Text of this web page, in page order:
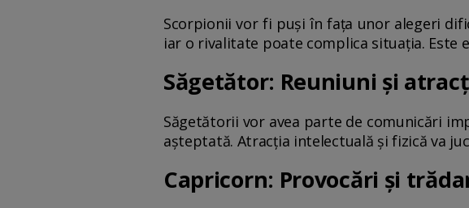
Scorpionii vor fi puși în fața unor alegeri
iar o rivalitate poate complica situația. Este
Săgetător: Reuniuni și
Săgetătorii vor avea parte de comunicări
așteptată. Atracția intelectuală și fizică va
Capricorn: Provocări și